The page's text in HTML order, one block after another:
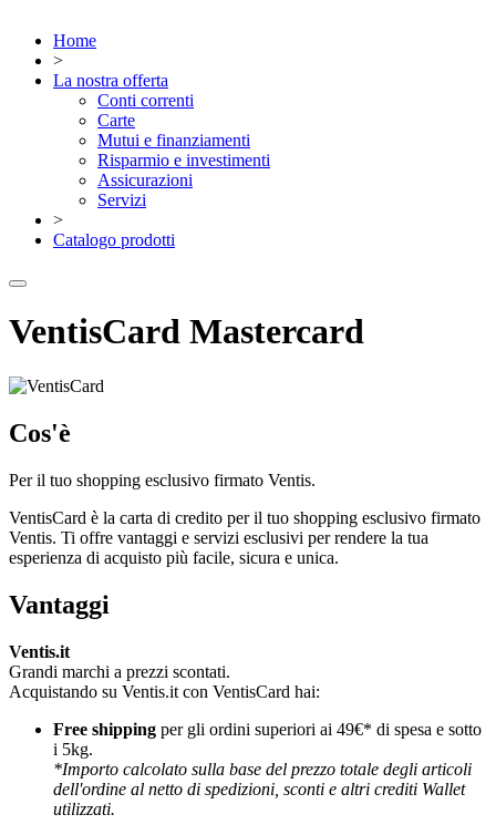
Home
>
La nostra offerta
Conti correnti
Carte
Mutui e finanziamenti
Risparmio e investimenti
Assicurazioni
Servizi
>
Catalogo prodotti
VentisCard Mastercard
Cos'è
Per il tuo shopping esclusivo firmato Ventis.
VentisCard è la carta di credito per il tuo shopping esclusivo firmato
Ventis. Ti offre vantaggi e servizi esclusivi per rendere la tua
esperienza di acquisto più facile, sicura e unica.
Vantaggi
Ventis.it
Grandi marchi a prezzi scontati.
Acquistando su Ventis.it con VentisCard hai:
Free shipping per gli ordini superiori ai 49€* di spesa e sotto
i 5kg.
*Importo calcolato sulla base del prezzo totale degli articoli
dell'ordine al netto di spedizioni, sconti e altri crediti Wallet
utilizzati.